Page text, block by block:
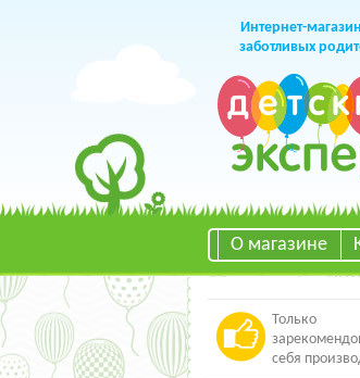
Интернет-
заботливых
О магазине
Только
себя